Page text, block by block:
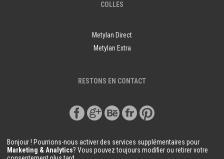
COLLES
Metylan Direct
Metylan Extra
RESTONS EN CONTACT
Bonjour ! Pourrions-nous activer des services supplémentaires pour
Marketing & Analytics? Vous pouvez toujours modifier ou retirer votre